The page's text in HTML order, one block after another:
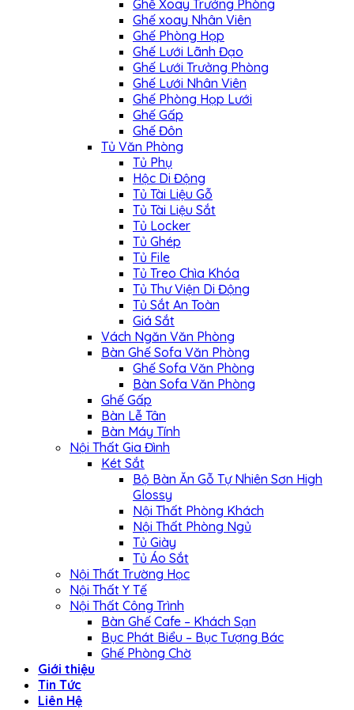
Ghế Xoay Trưởng Phòng
Ghế xoay Nhân Viên
Ghế Phòng Họp
Ghế Lưới Lãnh Đạo
Ghế Lưới Trưởng Phòng
Ghế Lưới Nhân Viên
Ghế Phòng Họp Lưới
Ghế Gấp
Ghế Đôn
Tủ Văn Phòng
Tủ Phụ
Hộc Di Động
Tủ Tài Liệu Gỗ
Tủ Tài Liệu Sắt
Tủ Locker
Tủ Ghép
Tủ File
Tủ Treo Chìa Khóa
Tủ Thư Viện Di Động
Tủ Sắt An Toàn
Giá Sắt
Vách Ngăn Văn Phòng
Bàn Ghế Sofa Văn Phòng
Ghế Sofa Văn Phòng
Bàn Sofa Văn Phòng
Ghế Gấp
Bàn Lễ Tân
Bàn Máy Tính
Nội Thất Gia Đình
Két Sắt
Bộ Bàn Ăn Gỗ Tự Nhiên Sơn High
Glossy
Nội Thất Phòng Khách
Nội Thất Phòng Ngủ
Tủ Giày
Tủ Áo Sắt
Nội Thất Trường Học
Nội Thất Y Tế
Nội Thất Công Trình
Bàn Ghế Cafe – Khách Sạn
Bục Phát Biểu – Bục Tượng Bác
Ghế Phòng Chờ
Giới thiệu
Tin Tức
Liên Hệ